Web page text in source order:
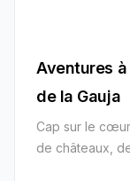
Aventures
de la Gauja
Cap sur le
de châteaux,